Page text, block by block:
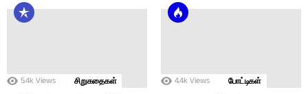
5.4k Views சிறுகதைகள் 4.4k Views போட்டிகள்